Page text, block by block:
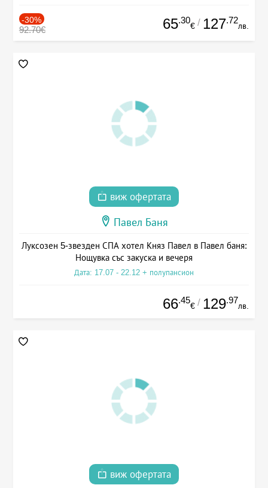
-30%
92.70€ 65.30
€ / 127.72
лв.
виж офертата
Павел Баня
Луксозен 5-звезден СПА хотел Княз Павел в Павел баня:
Нощувка със закуска и вечеря
Дата: 17.07 - 22.12 + полупансион
66.45
€ / 129.97
лв.
виж офертата